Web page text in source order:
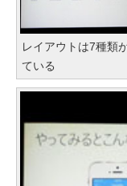
レイアウトは7種類
ている